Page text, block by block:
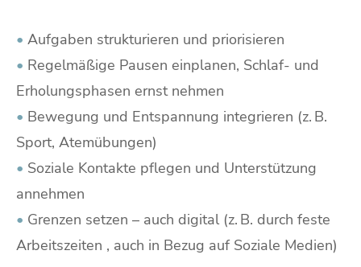
• Aufgaben strukturieren und priorisieren
• Regelmäßige Pausen einplanen, Schlaf- und
Erholungsphasen ernst nehmen
• Bewegung und Entspannung integrieren (z. B.
Sport, Atemübungen)
• Soziale Kontakte pflegen und Unterstützung
annehmen
• Grenzen setzen – auch digital (z. B. durch feste
Arbeitszeiten , auch in Bezug auf Soziale Medien)